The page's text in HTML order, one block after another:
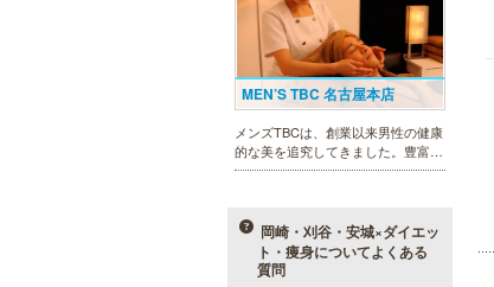
MEN’S TBC 名古屋本店
メンズTBCは、創業以来男性の健康
的な美を追究してきました。豊富な
脱毛メニューを始め、フェイシャル
べる種類の多さで初めての方も安心
です。
岡崎・刈谷・安城×ダイエッ
ト・痩身についてよくある
質問